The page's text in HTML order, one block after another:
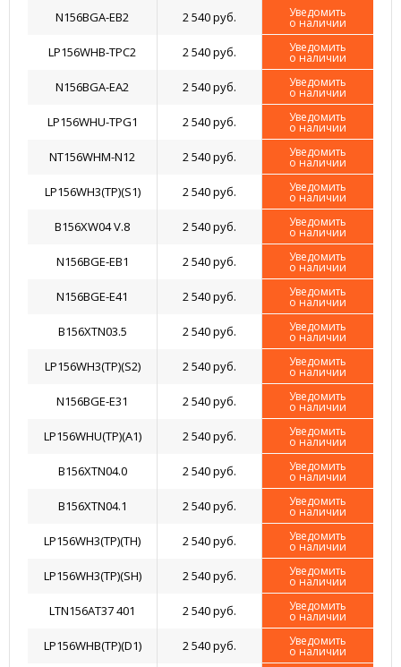
N156BGA-EB2 2 540 руб. Уведомить
о наличии
LP156WHB-TPC2 2 540 руб. Уведомить
о наличии
N156BGA-EA2 2 540 руб. Уведомить
о наличии
LP156WHU-TPG1 2 540 руб. Уведомить
о наличии
NT156WHM-N12 2 540 руб. Уведомить
о наличии
LP156WH3(TP)(S1) 2 540 руб. Уведомить
о наличии
B156XW04 V.8 2 540 руб. Уведомить
о наличии
N156BGE-EB1 2 540 руб. Уведомить
о наличии
N156BGE-E41 2 540 руб. Уведомить
о наличии
B156XTN03.5 2 540 руб. Уведомить
о наличии
LP156WH3(TP)(S2) 2 540 руб. Уведомить
о наличии
N156BGE-E31 2 540 руб. Уведомить
о наличии
LP156WHU(TP)(A1) 2 540 руб. Уведомить
о наличии
B156XTN04.0 2 540 руб. Уведомить
о наличии
B156XTN04.1 2 540 руб. Уведомить
о наличии
LP156WH3(TP)(TH) 2 540 руб. Уведомить
о наличии
LP156WH3(TP)(SH) 2 540 руб. Уведомить
о наличии
LTN156AT37 401 2 540 руб. Уведомить
о наличии
LP156WHB(TP)(D1) 2 540 руб. Уведомить
о наличии